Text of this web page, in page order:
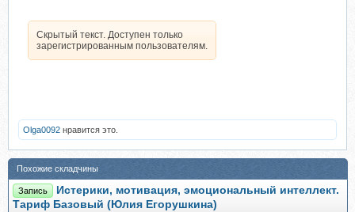
Скрытый текст. Доступен только
зарегистрированным пользователям.
Olga0092 нравится это.
Похожие складчины
Запись
Истерики, мотивация, эмоциональный интеллект.
Тариф Базовый (Юлия Егорушкина)